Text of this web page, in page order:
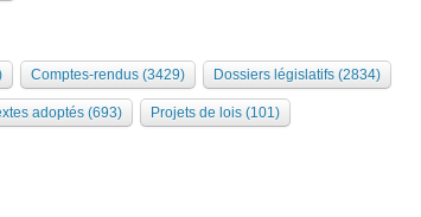
Comptes-rendus (3429) Dossiers législatifs (2834)
adoptés (693) Projets de lois (101)